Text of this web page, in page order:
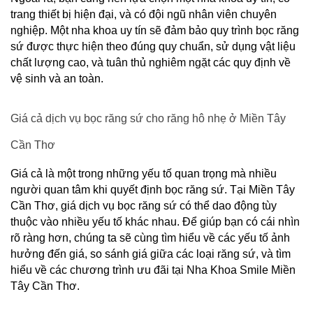
trang thiết bị hiện đại, và có đội ngũ nhân viên chuyên
nghiệp. Một nha khoa uy tín sẽ đảm bảo quy trình bọc răng
sứ được thực hiện theo đúng quy chuẩn, sử dụng vật liệu
chất lượng cao, và tuân thủ nghiêm ngặt các quy định về
vệ sinh và an toàn.
Giá cả dịch vụ bọc răng sứ cho răng hô nhẹ ở Miền Tây
Cần Thơ
Giá cả là một trong những yếu tố quan trọng mà nhiều
người quan tâm khi quyết định bọc răng sứ. Tại Miền Tây
Cần Thơ, giá dịch vụ bọc răng sứ có thể dao động tùy
thuộc vào nhiều yếu tố khác nhau. Để giúp bạn có cái nhìn
rõ ràng hơn, chúng ta sẽ cùng tìm hiểu về các yếu tố ảnh
hưởng đến giá, so sánh giá giữa các loại răng sứ, và tìm
hiểu về các chương trình ưu đãi tại Nha Khoa Smile Miền
Tây Cần Thơ.